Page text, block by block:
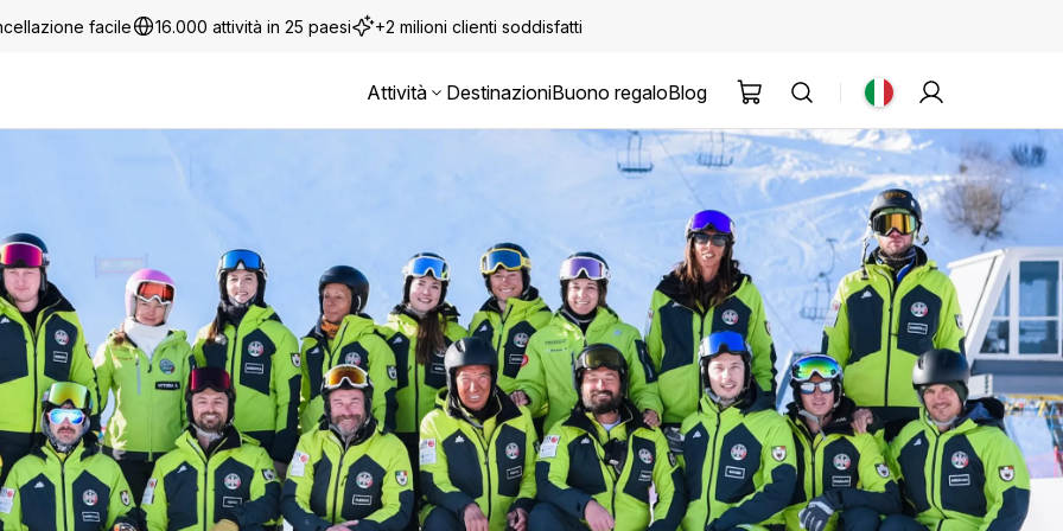
facile 16.000 attività in 25 paesi +2 milioni clienti soddisfatti
Attività DestinazioniBuono regaloBlog